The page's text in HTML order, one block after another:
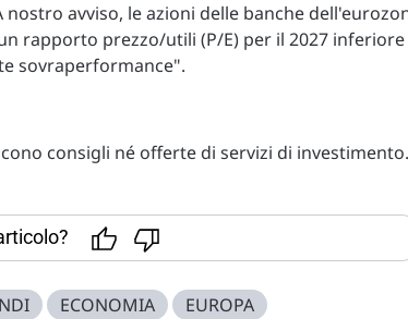
avviso, le azioni delle banche
rapporto prezzo/utili (P/E) per il 2027 inferiore
sovraperformance".
consigli né offerte di servizi di investimento.
ECONOMIA EUROPA